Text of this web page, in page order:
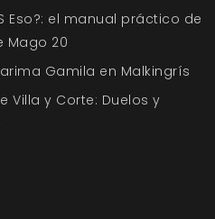
Eso?: el manual práctico de
Mago 20
Gamila en Malkingrís
Villa y Corte: Duelos y